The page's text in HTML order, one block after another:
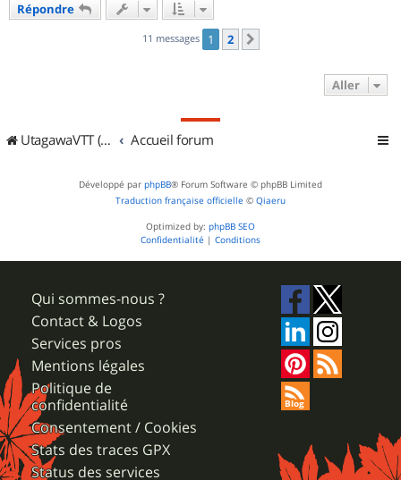
Répondre
11 messages 1 2
Aller
UtagawaVTT (Randos VTT et VTTAE avec traces GPS) Accueil forum
Développé par phpBB® Forum Software © phpBB Limited
Traduction française officielle © Qiaeru
Optimized by: phpBB SEO
Confidentialité | Conditions
Qui sommes-nous ?
Contact & Logos
Services pros
Mentions légales
Politique de
confidentialité
Consentement / Cookies
Stats des traces GPX
Status des services